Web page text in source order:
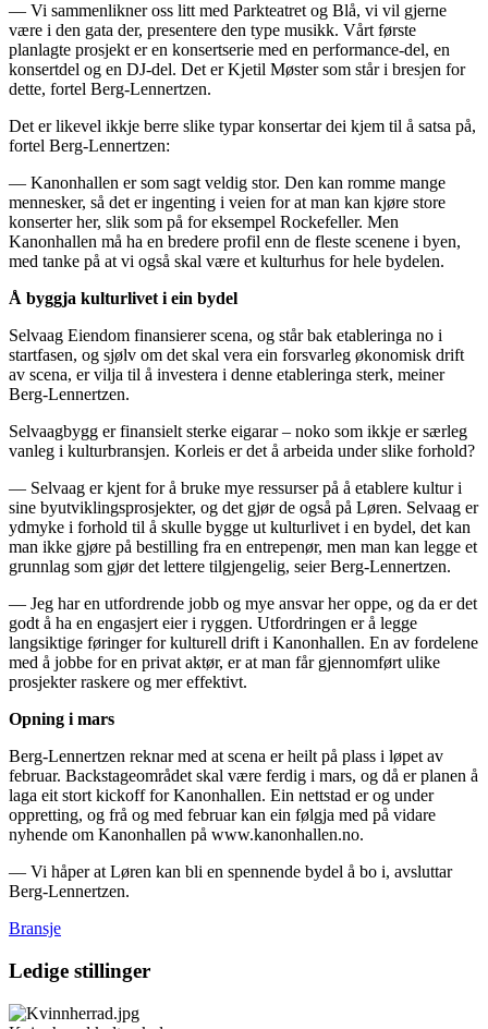
— Vi sammenlikner oss litt med Parkteatret og Blå, vi vil gjerne
være i den gata der, presentere den type musikk. Vårt første
planlagte prosjekt er en konsertserie med en performance-del, en
konsertdel og en DJ-del. Det er Kjetil Møster som står i bresjen for
dette, fortel Berg-Lennertzen.
Det er likevel ikkje berre slike typar konsertar dei kjem til å satsa på,
fortel Berg-Lennertzen:
— Kanonhallen er som sagt veldig stor. Den kan romme mange
mennesker, så det er ingenting i veien for at man kan kjøre store
konserter her, slik som på for eksempel Rockefeller. Men
Kanonhallen må ha en bredere profil enn de fleste scenene i byen,
med tanke på at vi også skal være et kulturhus for hele bydelen.
Å byggja kulturlivet i ein bydel
Selvaag Eiendom finansierer scena, og står bak etableringa no i
startfasen, og sjølv om det skal vera ein forsvarleg økonomisk drift
av scena, er vilja til å investera i denne etableringa sterk, meiner
Berg-Lennertzen.
Selvaagbygg er finansielt sterke eigarar – noko som ikkje er særleg
vanleg i kulturbransjen. Korleis er det å arbeida under slike forhold?
— Selvaag er kjent for å bruke mye ressurser på å etablere kultur i
sine byutviklingsprosjekter, og det gjør de også på Løren. Selvaag er
ydmyke i forhold til å skulle bygge ut kulturlivet i en bydel, det kan
man ikke gjøre på bestilling fra en entrepenør, men man kan legge et
grunnlag som gjør det lettere tilgjengelig, seier Berg-Lennertzen.
— Jeg har en utfordrende jobb og mye ansvar her oppe, og da er det
godt å ha en engasjert eier i ryggen. Utfordringen er å legge
langsiktige føringer for kulturell drift i Kanonhallen. En av fordelene
med å jobbe for en privat aktør, er at man får gjennomført ulike
prosjekter raskere og mer effektivt.
Opning i mars
Berg-Lennertzen reknar med at scena er heilt på plass i løpet av
februar. Backstageområdet skal være ferdig i mars, og då er planen å
laga eit stort kickoff for Kanonhallen. Ein nettstad er og under
oppretting, og frå og med februar kan ein følgja med på vidare
nyhende om Kanonhallen på www.kanonhallen.no.
— Vi håper at Løren kan bli en spennende bydel å bo i, avsluttar
Berg-Lennertzen.
Bransje
Ledige stillinger